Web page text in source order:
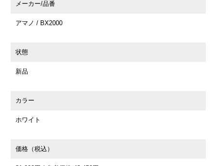
メーカー/品番
アマノ / BX2000
状態
新品
カラー
ホワイト
価格（税込）